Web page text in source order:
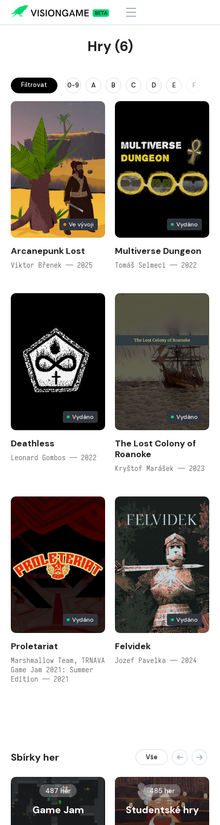
Hry (6)
Filtrovat 0-9 A B C D E F
Ve vývoji
Arcanepunk Lost
Viktor Břenek — 2025
Vydáno
Multiverse Dungeon
Tomáš Selmeci — 2022
Vydáno
Deathless
Leonard Gombos — 2022
Vydáno
The Lost Colony of
Roanoke
Kryštof Marášek — 2023
Vydáno
Proletariat
Marshmallow Team, TRNAVA
Game Jam 2021: Summer
Edition — 2021
Vydáno
Felvidek
Jozef Pavelka — 2024
Sbírky her Vše
487 her
Game Jam
485 her
Studentské hry